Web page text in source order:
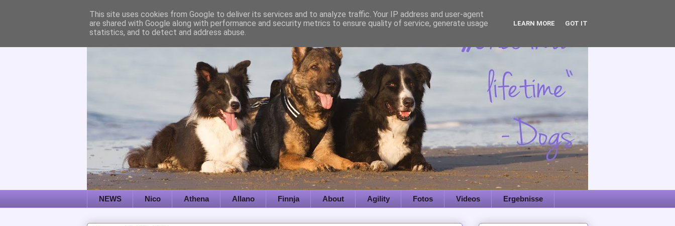
NEWS Nico Athena Allano Finnja About Agility Fotos Videos Ergebnisse
This site uses cookies from Google to deliver its services and to analyze traffic. Your IP address and user-agent
are shared with Google along with performance and security metrics to ensure quality of service, generate usage
statistics, and to detect and address abuse.
LEARN MORE GOT IT